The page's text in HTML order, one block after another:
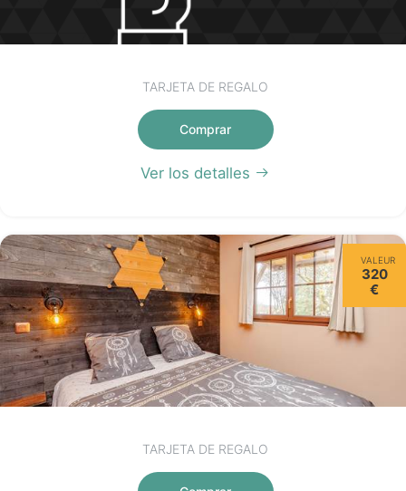
TARJETA DE REGALO
Comprar
Ver los detalles
VALEUR
320
€
TARJETA DE REGALO